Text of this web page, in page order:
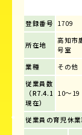
登録番号 1709
所在地
高知市
号室
業種
その他
従業員数
（R7.4.1
現在）
10～19
従業員の育児休